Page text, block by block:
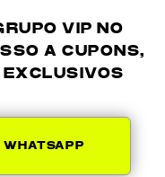
VIP NO
A CUPONS,
EXCLUSIVOS
WHATSAPP